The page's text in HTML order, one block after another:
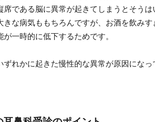
である脳に異常が起きてしまうとそうは
な病気ももちろんですが、お酒を飲みす
一時的に低下するためです。
れかに起きた慢性的な異常が原因になっ